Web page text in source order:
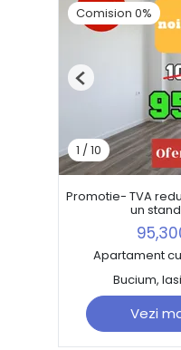
Comision 0%
1 / 10
Previous
Promotie- TVA
un
Apartament
Bucium, Iasi
Vezi